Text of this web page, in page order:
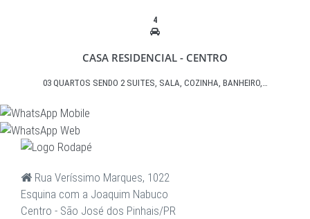
4
CASA RESIDENCIAL - CENTRO
03 QUARTOS SENDO 2 SUITES, SALA, COZINHA, BANHEIRO,…
Rua Veríssimo Marques, 1022
Esquina com a Joaquim Nabuco
Centro - São José dos Pinhais/PR